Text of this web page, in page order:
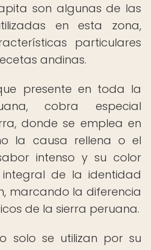
son algunas de las
en esta zona,
particulares
andinas.
presente en toda la
cobra especial
donde se emplea en
la causa rellena o el
intenso y su color
de la identidad
marcando la diferencia
de la sierra peruana.
solo se utilizan por su